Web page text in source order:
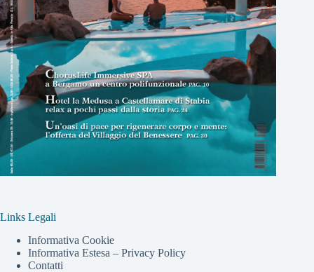
Links Legali
Informativa Cookie
Informativa Estesa – Privacy Policy
Contatti